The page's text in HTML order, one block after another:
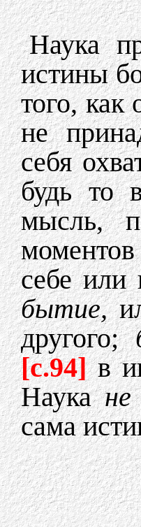
Наука
истины
того, как
не
себя
будь то
мысль,
себе или
бытие,
другого;
[c.94]в
Наука
сама